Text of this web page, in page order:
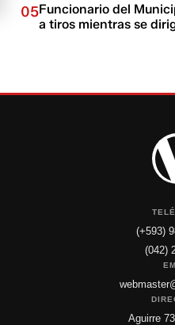
05Funcionario del
a tiros mientras se
(+593)
(042)
Aguirre